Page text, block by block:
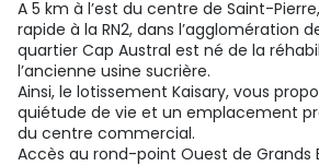
A 5 km à l’est du centre de Saint-
rapide à la RN2, dans l’agglomération
quartier Cap Austral est né de la
l’ancienne usine sucrière.
Ainsi, le lotissement Kaisary, vous
quiétude de vie et un emplacement
du centre commercial.
Accès au rond-point Ouest de Grands